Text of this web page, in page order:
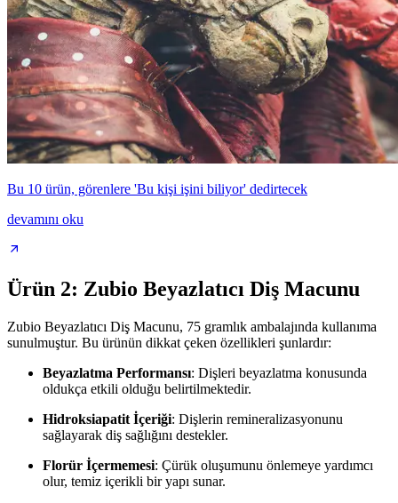
Bu 10 ürün, görenlere 'Bu kişi işini biliyor' dedirtecek
devamını oku
Ürün 2: Zubio Beyazlatıcı Diş Macunu
Zubio Beyazlatıcı Diş Macunu, 75 gramlık ambalajında kullanıma
sunulmuştur. Bu ürünün dikkat çeken özellikleri şunlardır:
Beyazlatma Performansı: Dişleri beyazlatma konusunda
oldukça etkili olduğu belirtilmektedir.
Hidroksiapatit İçeriği: Dişlerin remineralizasyonunu
sağlayarak diş sağlığını destekler.
Florür İçermemesi: Çürük oluşumunu önlemeye yardımcı
olur, temiz içerikli bir yapı sunar.